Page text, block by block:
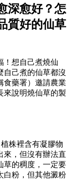
深愈好？怎
質好的仙草
！想自己煮燒仙
自己煮的仙草都沒
食藥署）邀請農業
來說明燒仙草的製
植株裡含有凝膠物
來，但沒有辦法直
草的稠度，一定要
白粉，但其他澱粉